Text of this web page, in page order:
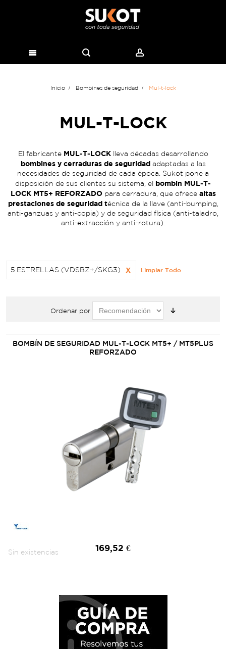
Inicio Bombines de seguridad Mul-t-lock
MUL-T-LOCK
El fabricante MUL-T-LOCKlleva décadas desarrollando
bombines y cerraduras de seguridadadaptadas a las
necesidades de seguridad de cada época. Sukot pone a
disposición de sus clientes su sistema, el bombin MUL-T-
LOCK MT5+ REFORZADOpara cerradura, que ofrece altas
prestaciones de seguridad técnica de la llave (anti-bumping,
anti-ganzuas y anti-copia) y de seguridad física (anti-taladro,
anti-extracción y anti-rotura).
5 ESTRELLAS (VDSBZ+/SKG3) X Limpiar Todo
Ordenar por
BOMBÍN DE SEGURIDAD MUL-T-LOCK MT5+ / MT5PLUS
REFORZADO
169,52 €
Sin existencias